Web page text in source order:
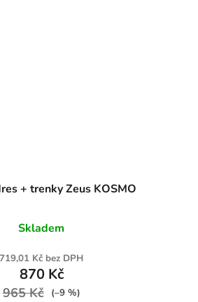
+ trenky Zeus KOSMO
Skladem
719,01 Kč bez DPH
870 Kč
965 Kč (–9 %)